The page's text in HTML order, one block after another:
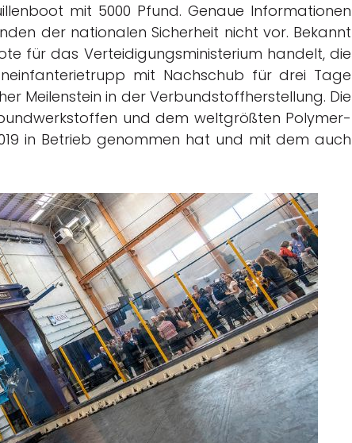
mit 5000 Pfund. Genaue Informationen
der nationalen Sicherheit nicht vor. Bekannt
für das Verteidigungsministerium handelt, die
mit Nachschub für drei Tage
Meilenstein in der Verbundstoffherstellung. Die
und dem weltgrößten Polymer-
in Betrieb genommen hat und mit dem auch